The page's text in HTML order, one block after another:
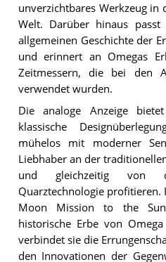
unverzichtbares Werkzeug in
Welt. Darüber hinaus
allgemeinen Geschichte der
und erinnert an Omegas
Zeitmessern, die bei den
verwendet wurden.
Die analoge Anzeige
klassische
mühelos mit moderner
Liebhaber an der
und gleichzeitig von
Quarztechnologie profitieren.
Moon Mission to the
historische Erbe von
verbindet sie die
den Innovationen der